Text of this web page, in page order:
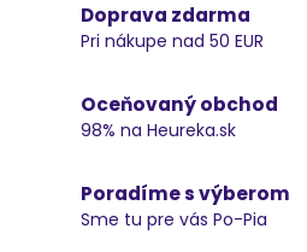
Doprava zdarma
Pri nákupe nad 50 EUR
Oceňovaný obchod
98% na Heureka.sk
Poradíme s výberom
Sme tu pre vás Po-Pia